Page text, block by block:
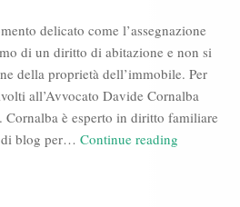
delicato come l’assegnazione
di un diritto di abitazione e non si
della proprietà dell’immobile. Per
all’Avvocato Davide Cornalba
Cornalba è esperto in diritto familiare
di blog per… Continue reading